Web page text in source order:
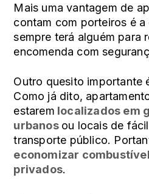
Mais uma vantagem de
contam com porteiros é a
sempre terá alguém para
encomenda com
Outro quesito importante
Como já dito,
estarem localizados em
urbanos ou locais de
transporte público.
economizar
privados.